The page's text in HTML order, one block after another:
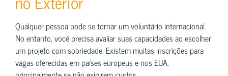
Qualquer pessoa pode se tornar um voluntário internacional.
No entanto, você precisa avaliar suas capacidades ao escolher
um projeto com sobriedade. Existem muitas inscrições para
vagas oferecidas em países europeus e nos EUA,